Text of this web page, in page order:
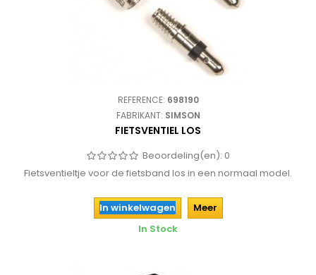
REFERENCE: 698190
FABRIKANT: SIMSON
FIETSVENTIEL LOS
Beoordeling(en): 0
Fietsventieltje voor de fietsband los in een normaal model.
In winkelwagen
Meer
In Stock